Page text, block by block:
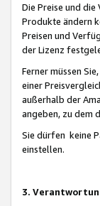
Die Preise und
Produkte ändern
Preisen und
der Lizenz
Ferner müssen
einer
außerhalb der
angeben, zu dem
Sie dürfen keine
einstellen.
3.